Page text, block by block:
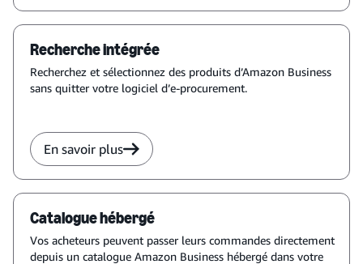
Recherche intégrée
Recherchez et sélectionnez des produits d’Amazon Business
sans quitter votre logiciel d’e-procurement.
En savoir plus
Catalogue hébergé
Vos acheteurs peuvent passer leurs commandes directement
depuis un catalogue Amazon Business hébergé dans votre